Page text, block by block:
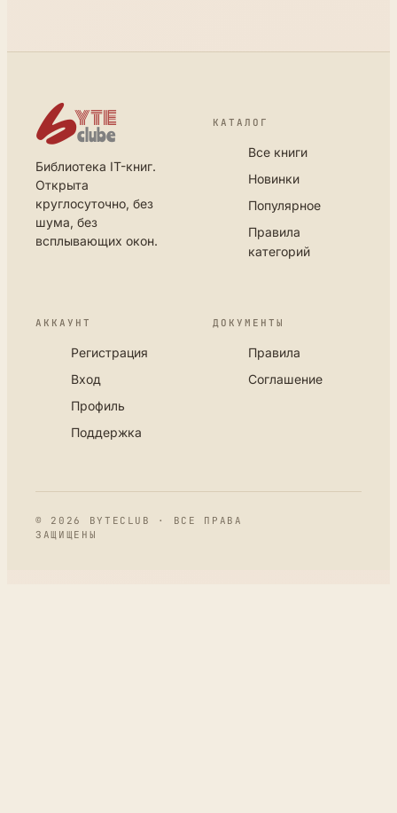
Библиотека IT-книг.
Открыта
круглосуточно, без
шума, без
всплывающих окон.
КАТАЛОГ
Все книги
Новинки
Популярное
Правила
категорий
АККАУНТ
Регистрация
Вход
Профиль
Поддержка
ДОКУМЕНТЫ
Правила
Соглашение
© 2026 BYTECLUB · ВСЕ ПРАВА
ЗАЩИЩЕНЫ